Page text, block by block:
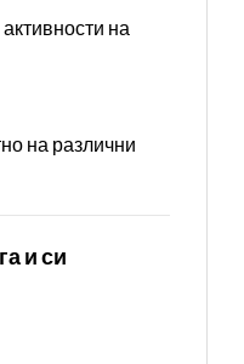
на
на различни
и си